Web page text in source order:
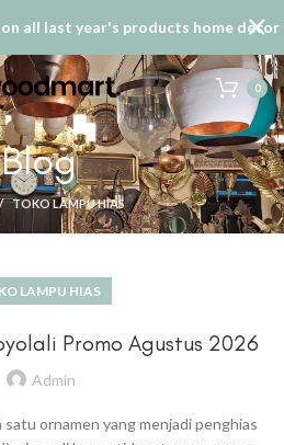
0
Blog
TOKO LAMPU HIAS
LAMPU HIAS
Promo Agustus 2026
Admin
satu ornamen yang menjadi penghias
all last year's products home decor